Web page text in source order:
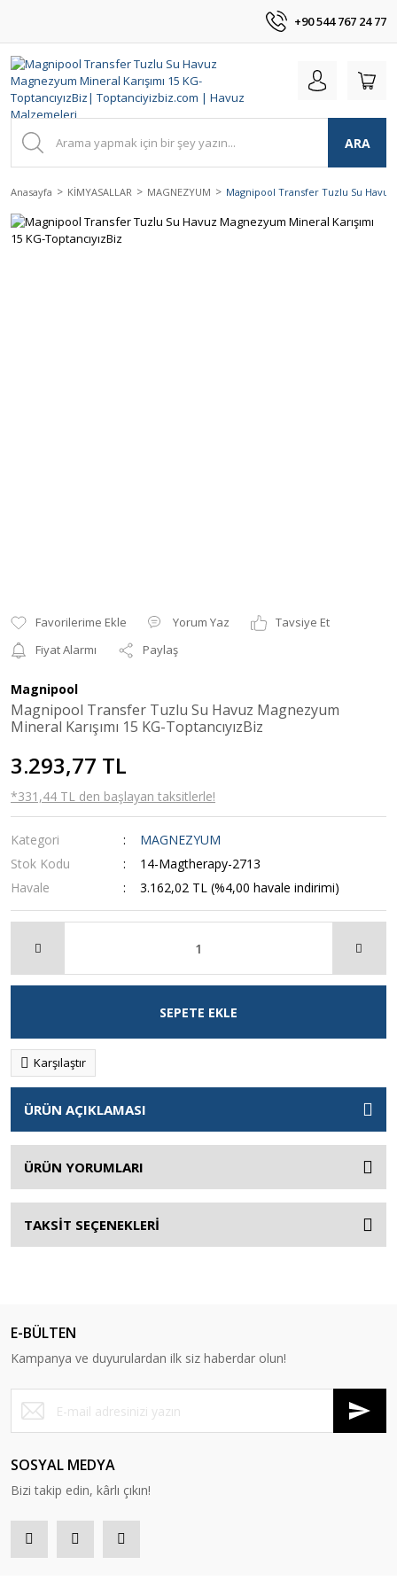
+90 544 767 24 77
ARA
Anasayfa KİMYASALLAR MAGNEZYUM Magnipool Transfer Tuzlu Su Havuz
Yorum Yaz
Tavsiye Et
Fiyat Alarmı
Paylaş
Magnipool
Magnipool Transfer Tuzlu Su Havuz Magnezyum
Mineral Karışımı 15 KG-ToptancıyızBiz
3.293,77 TL
*331,44 TL den başlayan taksitlerle!
Kategori
MAGNEZYUM
Stok Kodu
14-Magtherapy-2713
Havale
3.162,02 TL (%4,00 havale indirimi)
SEPETE EKLE
Karşılaştır
ÜRÜN AÇIKLAMASI
ÜRÜN YORUMLARI
TAKSİT SEÇENEKLERİ
E-BÜLTEN
Kampanya ve duyurulardan ilk siz haberdar olun!
SOSYAL MEDYA
Bizi takip edin, kârlı çıkın!